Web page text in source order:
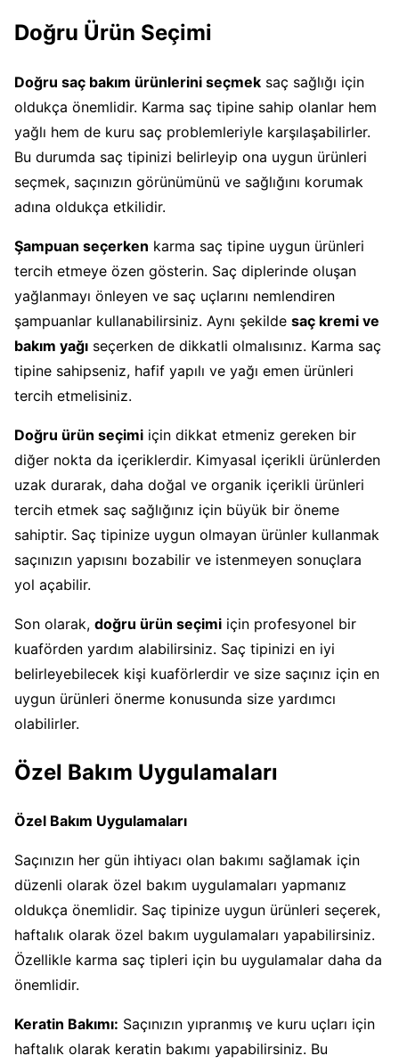
Doğru Ürün Seçimi
Doğru saç bakım ürünlerini seçmek saç sağlığı için
oldukça önemlidir. Karma saç tipine sahip olanlar hem
yağlı hem de kuru saç problemleriyle karşılaşabilirler.
Bu durumda saç tipinizi belirleyip ona uygun ürünleri
seçmek, saçınızın görünümünü ve sağlığını korumak
adına oldukça etkilidir.
Şampuan seçerken karma saç tipine uygun ürünleri
tercih etmeye özen gösterin. Saç diplerinde oluşan
yağlanmayı önleyen ve saç uçlarını nemlendiren
şampuanlar kullanabilirsiniz. Aynı şekilde saç kremi ve
bakım yağı seçerken de dikkatli olmalısınız. Karma saç
tipine sahipseniz, hafif yapılı ve yağı emen ürünleri
tercih etmelisiniz.
Doğru ürün seçimi için dikkat etmeniz gereken bir
diğer nokta da içeriklerdir. Kimyasal içerikli ürünlerden
uzak durarak, daha doğal ve organik içerikli ürünleri
tercih etmek saç sağlığınız için büyük bir öneme
sahiptir. Saç tipinize uygun olmayan ürünler kullanmak
saçınızın yapısını bozabilir ve istenmeyen sonuçlara
yol açabilir.
Son olarak, doğru ürün seçimi için profesyonel bir
kuaförden yardım alabilirsiniz. Saç tipinizi en iyi
belirleyebilecek kişi kuaförlerdir ve size saçınız için en
uygun ürünleri önerme konusunda size yardımcı
olabilirler.
Özel Bakım Uygulamaları
Özel Bakım Uygulamaları
Saçınızın her gün ihtiyacı olan bakımı sağlamak için
düzenli olarak özel bakım uygulamaları yapmanız
oldukça önemlidir. Saç tipinize uygun ürünleri seçerek,
haftalık olarak özel bakım uygulamaları yapabilirsiniz.
Özellikle karma saç tipleri için bu uygulamalar daha da
önemlidir.
Keratin Bakımı: Saçınızın yıpranmış ve kuru uçları için
haftalık olarak keratin bakımı yapabilirsiniz. Bu